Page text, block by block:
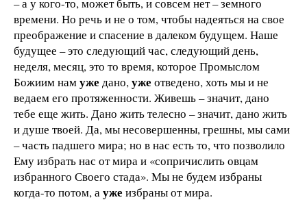
– а у кого-то, может быть, и совсем нет – земного
времени. Но речь и не о том, чтобы надеяться на свое
преображение и спасение в далеком будущем. Наше
будущее – это следующий час, следующий день,
неделя, месяц, это то время, которое Промыслом
Божиим намуже дано,уже отведено, хоть мы и не
ведаем его протяженности. Живешь – значит, дано
тебе еще жить. Дано жить телесно – значит, дано жить
и душе твоей. Да, мы несовершенны, грешны, мы сами
– часть падшего мира; но в нас есть то, что позволило
Ему избрать нас от мира и «сопричислить овцам
избранного Своего стада». Мы не будем избраны
когда-то потом, ауже избраны от мира.